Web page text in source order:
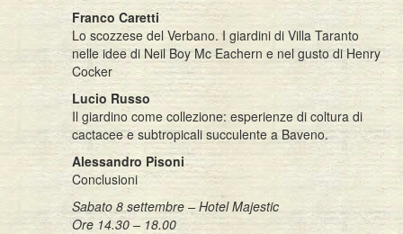
Franco Caretti
Lo scozzese del Verbano. I giardini di Villa Taranto
nelle idee di Neil Boy Mc Eachern e nel gusto di Henry
Cocker
Lucio Russo
Il giardino come collezione: esperienze di coltura di
cactacee e subtropicali succulente a Baveno.
Alessandro Pisoni
Conclusioni
Sabato 8 settembre – Hotel Majestic
Ore 14.30 – 18.00